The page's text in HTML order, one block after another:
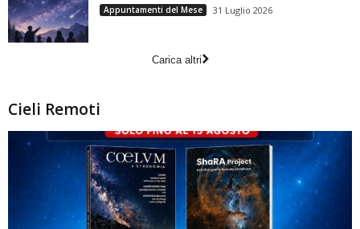
Appuntamenti del Mese 31 Luglio 2026
Carica altri
Cieli Remoti